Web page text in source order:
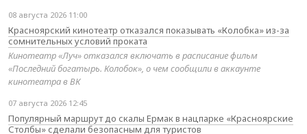
08 августа 2026 11:00
Красноярский кинотеатр отказался показывать «Колобка» из-за
сомнительных условий проката
Кинотеатр «Луч» отказался включать в расписание фильм
«Последний богатырь. Колобок», о чем сообщили в аккаунте
кинотеатра в ВК
07 августа 2026 12:45
Популярный маршрут до скалы Ермак в нацпарке «Красноярские
Столбы» сделали безопасным для туристов